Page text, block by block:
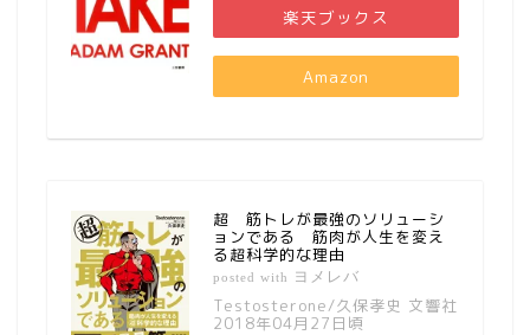
楽天ブックス
Amazon
超 筋トレが最強のソリューシ
ョンである 筋肉が人生を変え
る超科学的な理由
posted with ヨメレバ
Testosterone/久保孝史 文響社
2018年04月27日頃